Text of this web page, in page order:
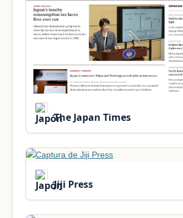
The Japan Times
Jiji Press